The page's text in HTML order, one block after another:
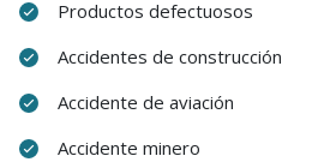
Productos defectuosos
Accidentes de construcción
Accidente de aviación
Accidente minero